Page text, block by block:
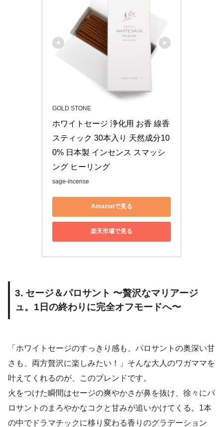
GOLD STONE
ホワイトセージ 浄化用 お香 線香
スティック 30本入り 天然成分10
0% 日本製 インセンス スマッシ
ング ヒーリング
sage-incense
Amazonで見る
楽天市場で見る
3. セージ＆パロサント 〜贅沢なマリアージ
ュ。1日の終わりに完全オフモードへ〜
「ホワイトセージのすっきり感も、パロサントの奥深い甘
さも、両方贅沢に楽しみたい！」そんな大人のワガママを
叶えてくれるのが、このブレンドです。
火をつけた瞬間はセージの爽やかさが鼻を抜け、徐々にパ
ロサントのまろやかなコクと甘みが追いかけてくる。1本
の中でドラマチックに移り変わる香りのグラデーション